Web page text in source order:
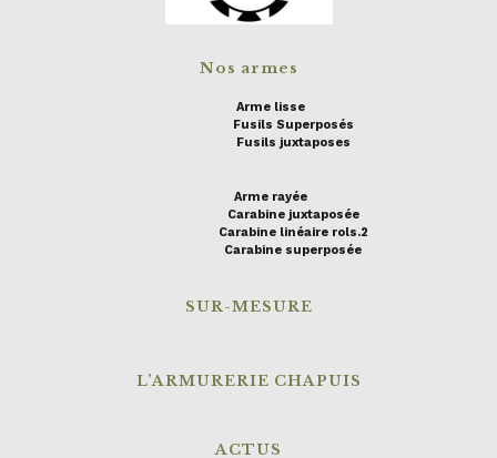
Nos armes
Arme lisse
Fusils Superposés
Fusils juxtaposes
Arme rayée
Carabine juxtaposée
Carabine linéaire rols.2
Carabine superposée
SUR-MESURE
L’ARMURERIE CHAPUIS
ACTUS